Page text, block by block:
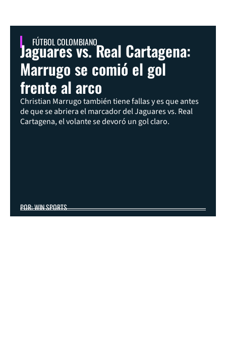
FÚTBOL COLOMBIANO
Jaguares vs. Real Cartagena:
Marrugo se comió el gol
frente al arco
Christian Marrugo también tiene fallas y es que antes
de que se abriera el marcador del Jaguares vs. Real
Cartagena, el volante se devoró un gol claro.
POR: WIN SPORTS